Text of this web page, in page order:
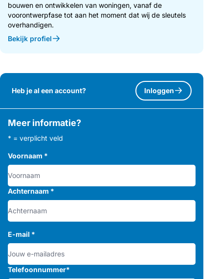
bouwen en ontwikkelen van woningen, vanaf de
voorontwerpfase tot aan het moment dat wij de sleutels
overhandigen.
Bekijk profiel
Heb je al een account? Inloggen
Meer informatie?
* = verplicht veld
Voornaam *
Achternaam *
E-mail *
Telefoonnummer*